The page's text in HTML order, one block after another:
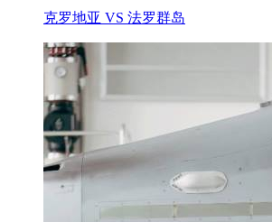
克罗地亚 VS 法罗群岛